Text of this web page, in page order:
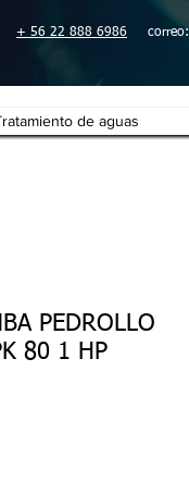
+ 56 22 888 6986 correo:
de aguas
PEDROLLO
80 1 HP